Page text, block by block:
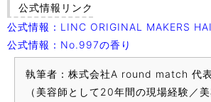
公式情報リンク
公式情報：LINC ORIGINAL MAKERS
公式情報：No.997の香り
執筆者：株式会社A round match 代
（美容師として20年間の現場経験／